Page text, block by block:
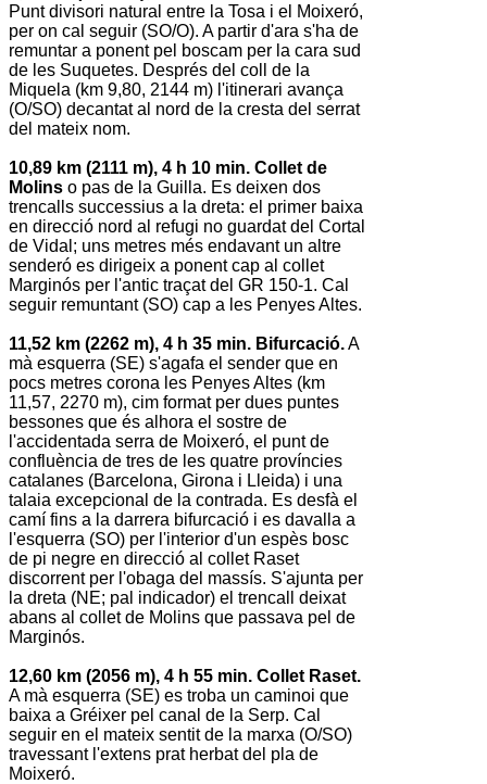
Punt divisori natural entre la Tosa i el Moixeró,
per on cal seguir (SO/O). A partir d'ara s'ha de
remuntar a ponent pel boscam per la cara sud
de les Suquetes. Després del coll de la
Miquela (km 9,80, 2144 m) l'itinerari avança
(O/SO) decantat al nord de la cresta del serrat
del mateix nom.
10,89 km (2111 m), 4 h 10 min. Collet de
Molins o pas de la Guilla. Es deixen dos
trencalls successius a la dreta: el primer baixa
en direcció nord al refugi no guardat del Cortal
de Vidal; uns metres més endavant un altre
senderó es dirigeix a ponent cap al collet
Marginós per l'antic traçat del GR 150-1. Cal
seguir remuntant (SO) cap a les Penyes Altes.
11,52 km (2262 m), 4 h 35 min. Bifurcació.A
mà esquerra (SE) s'agafa el sender que en
pocs metres corona les Penyes Altes (km
11,57, 2270 m), cim format per dues puntes
bessones que és alhora el sostre de
l'accidentada serra de Moixeró, el punt de
confluència de tres de les quatre províncies
catalanes (Barcelona, Girona i Lleida) i una
talaia excepcional de la contrada. Es desfà el
camí fins a la darrera bifurcació i es davalla a
l'esquerra (SO) per l'interior d'un espès bosc
de pi negre en direcció al collet Raset
discorrent per l'obaga del massís. S'ajunta per
la dreta (NE; pal indicador) el trencall deixat
abans al collet de Molins que passava pel de
Marginós.
12,60 km (2056 m), 4 h 55 min. Collet Raset.
A mà esquerra (SE) es troba un caminoi que
baixa a Gréixer pel canal de la Serp. Cal
seguir en el mateix sentit de la marxa (O/SO)
travessant l'extens prat herbat del pla de
Moixeró.